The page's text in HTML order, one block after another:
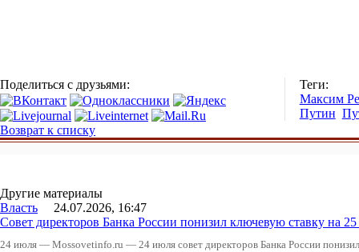
Поделиться с друзьями:
Теги:
Максим
Путин
Возврат к списку
Другие материалы
Власть 24.07.2026, 16:47
Совет директоров Банка России понизил ключевую ставку на
24 июля — Mossovetinfo.ru — 24 июля совет директоров Банка России